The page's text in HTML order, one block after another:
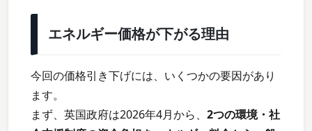
エネルギー価格が下がる理由
今回の価格引き下げには、いくつかの要因があり
ます。
まず、英国政府は2026年4月から、 2つの環境・社